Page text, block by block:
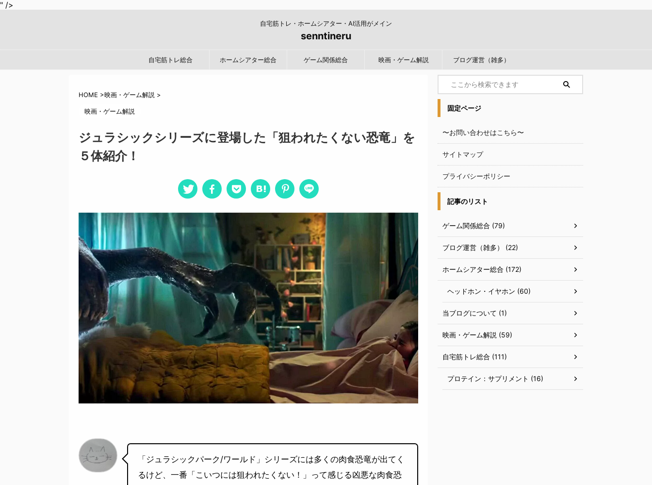
" />
自宅筋トレ・ホームシアター・AI活用がメイン
senntineru
自宅筋トレ総合 ホームシアター総合 ゲーム関係総合 映画・ゲーム解説 ブログ運営（雑多）
HOME >映画・ゲーム解説 >
映画・ゲーム解説
ジュラシックシリーズに登場した「狙われたくない恐竜」を
５体紹介！
「ジュラシックパーク/ワールド」シリーズには多くの肉食恐竜が出てく
るけど、一番「こいつには狙われたくない！」って感じる凶悪な肉食恐
固定ページ
〜お問い合わせはこちら〜
サイトマップ
プライバシーポリシー
記事のリスト
ゲーム関係総合 (79)
ブログ運営（雑多） (22)
ホームシアター総合 (172)
ヘッドホン・イヤホン (60)
当ブログについて (1)
映画・ゲーム解説 (59)
自宅筋トレ総合 (111)
プロテイン：サプリメント (16)